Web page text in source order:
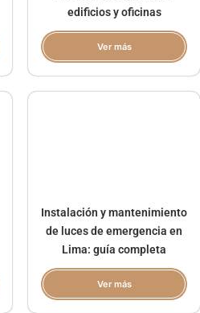
edificios y oficinas
Ver más
Instalación y mantenimiento
de luces de emergencia en
Lima: guía completa
Ver más